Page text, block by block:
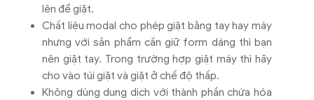
lên để giặt.
Chất liệu modal cho phép giặt bằng tay hay máy
nhưng với sản phẩm cần giữ form dáng thì bạn
nên giặt tay. Trong trường hợp giặt máy thì hãy
cho vào túi giặt và giặt ở chế độ thấp.
Không dùng dung dịch với thành phần chứa hóa